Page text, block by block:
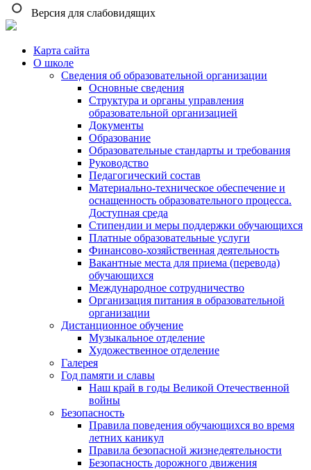
Версия для слабовидящих
Карта сайта
О школе
Сведения об образовательной организации
Основные сведения
Структура и органы управления
образовательной организацией
Документы
Образование
Образовательные стандарты и требования
Руководство
Педагогический состав
Материально-техническое обеспечение и
оснащенность образовательного процесса.
Доступная среда
Стипендии и меры поддержки обучающихся
Платные образовательные услуги
Финансово-хозяйственная деятельность
Вакантные места для приема (перевода)
обучающихся
Международное сотрудничество
Организация питания в образовательной
организации
Дистанционное обучение
Музыкальное отделение
Художественное отделение
Галерея
Год памяти и славы
Наш край в годы Великой Отечественной
войны
Безопасность
Правила поведения обучающихся во время
летних каникул
Правила безопасной жизнедеятельности
Безопасность дорожного движения